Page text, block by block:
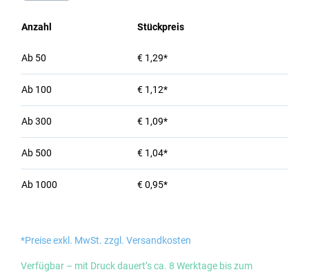
Anzahl Stückpreis
Ab 50 € 1,29*
Ab 100 € 1,12*
Ab300 € 1,09*
Ab 500 € 1,04*
Ab 1000 € 0,95*
*Preise exkl. MwSt. zzgl. Versandkosten
Verfügbar – mit Druck dauert’s ca. 8 Werktage bis zum